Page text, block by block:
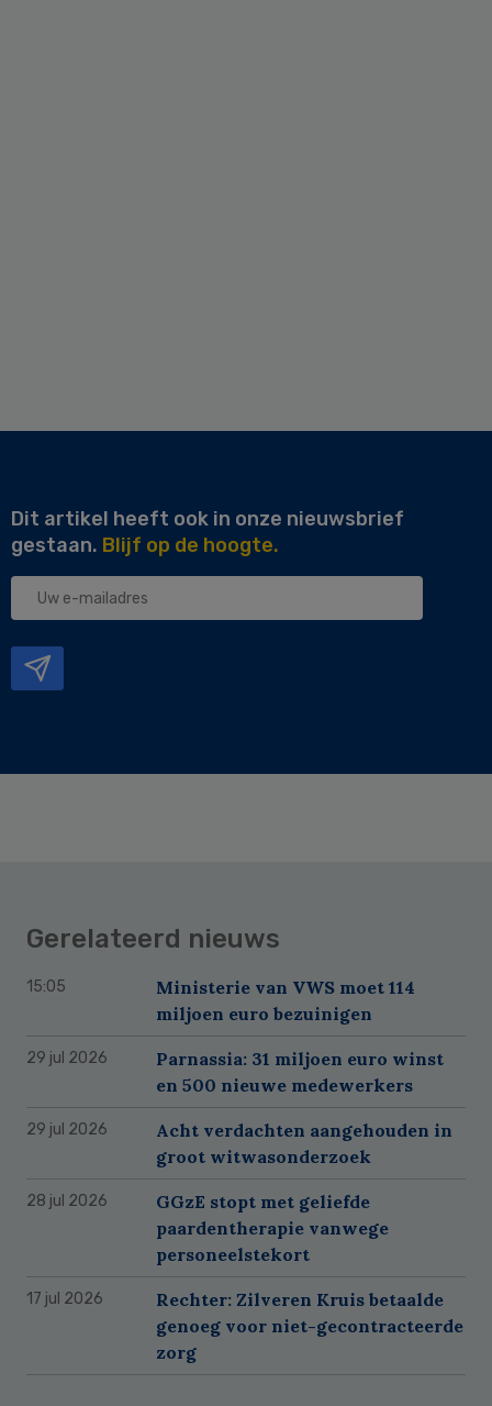
Dit artikel heeft ook in onze nieuwsbrief
gestaan. Blijf op de hoogte.
Uw
Gerelateerd nieuws
15:05
Ministerie van VWS moet 114
miljoen euro bezuinigen
29 jul 2026
Parnassia: 31 miljoen euro winst
en 500 nieuwe medewerkers
29 jul 2026
Acht verdachten aangehouden in
groot witwasonderzoek
28 jul 2026
GGzE stopt met geliefde
paardentherapie vanwege
personeelstekort
17 jul 2026
Rechter: Zilveren Kruis betaalde
genoeg voor niet-gecontracteerde
zorg